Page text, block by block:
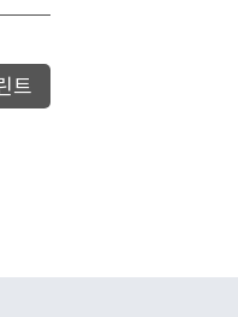
트